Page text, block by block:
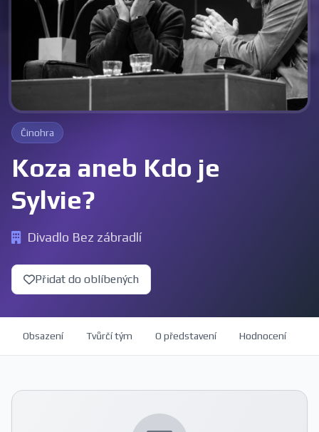
Činohra
Koza aneb Kdo je
Sylvie?
Divadlo Bez zábradlí
Přidat do oblíbených
Obsazení Tvůrčí tým O představení Hodnocení